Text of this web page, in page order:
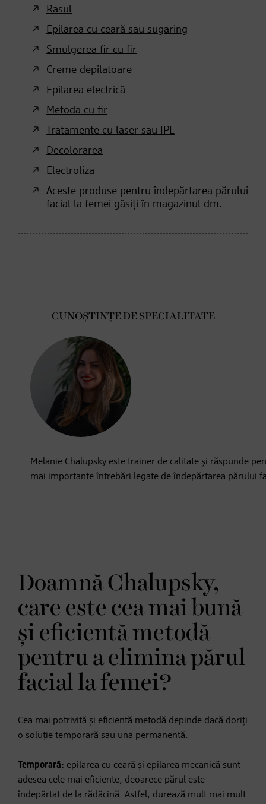
Rasul
Epilarea cu ceară sau sugaring
Smulgerea fir cu fir
Creme depilatoare
Epilarea electrică
Metoda cu fir
Tratamente cu laser sau IPL
Decolorarea
Electroliza
Aceste produse pentru îndepărtarea părului
facial la femei găsiți în magazinul dm.
Melanie Chalupsky este trainer de calitate și răspunde
mai importante întrebări legate de îndepărtarea părului
Doamnă Chalupsky,
care este cea mai bună
și eficientă metodă
pentru a elimina părul
facial la femei?
Cea mai potrivită și eficientă metodă depinde dacă doriți
o soluție temporară sau una permanentă.
Temporară: epilarea cu ceară și epilarea mecanică sunt
adesea cele mai eficiente, deoarece părul este
îndepărtat de la rădăcină. Astfel, durează mult mai mult